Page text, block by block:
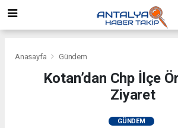
Anasayfa Gündem
Kotan’dan Chp İlçe
Ziyaret
GÜNDEM